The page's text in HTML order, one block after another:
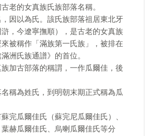
老的女真族氏族部落名稱。
因以為氏。該氏族部落祖居東北牙
，今遼寧撫順），是古老的女真族
被稱作「滿族第一氏族」，被排在
洲氏族通譜》的首位。
加古部落的稱謂，一作瓜爾佳，後
稱為姓氏，到明朝末期正式稱為瓜
完瓜爾佳氏（蘇完尼瓜爾佳氏）、
赫瓜爾佳氏、烏喇瓜爾佳氏等分